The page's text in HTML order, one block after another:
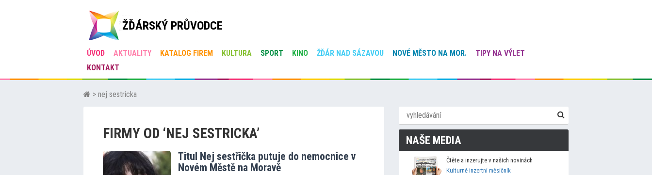
ŽĎÁRSKÝ PRŮVODCE
ÚVOD AKTUALITY KATALOG FIREM KULTURA SPORT KINO ŽĎÁR NAD SÁZAVOU NOVÉ MĚSTO NA MOR.
TIPY NA VÝLET
KONTAKT
> nej sestricka
FIRMY OD ‘NEJ SESTRICKA’
Titul Nej sestřička putuje do nemocnice v
Novém Městě na Moravě
NAŠE MEDIA
Čtěte a inzerujte v našich novinách
Kulturně inzertní měsíčník